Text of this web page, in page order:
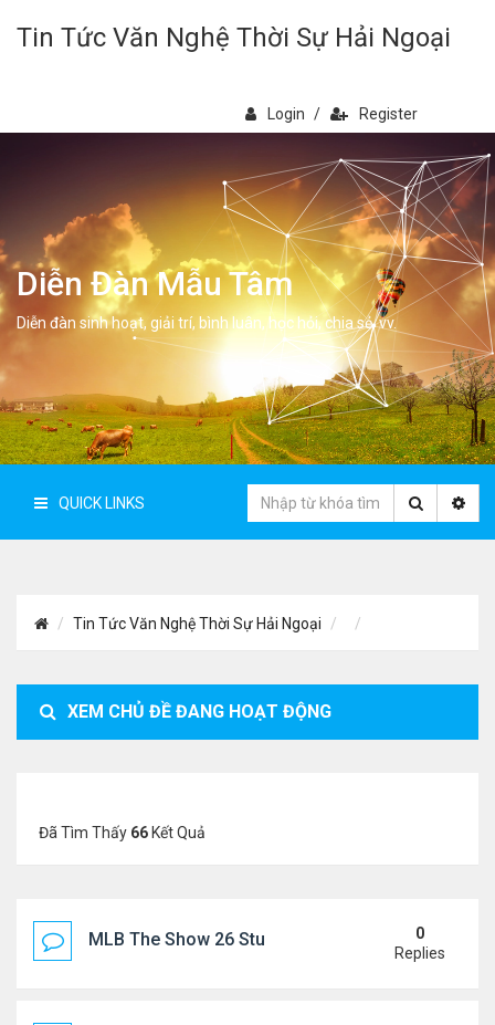
Tin Tức Văn Nghệ Thời Sự Hải Ngoại
Login / Register
Diễn Đàn Mẫu Tâm
Diễn đàn sinh hoạt, giải trí, bình luân, học hỏi, chia sẻ, vv.
QUICK LINKS
Tin Tức Văn Nghệ Thời Sự Hải Ngoại
XEM CHỦ ĐỀ ĐANG HOẠT ĐỘNG
Đã Tìm Thấy 66 Kết Quả
MLB The Show 26 Stubs Tips for Efficient
0
Replies